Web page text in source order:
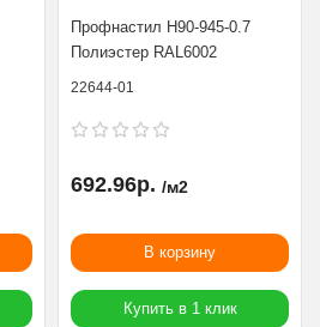
Профнастил Н90-945-0.7
Полиэстер RAL6002
22644-01
692.96р. /м2
В корзину
Купить в 1 клик